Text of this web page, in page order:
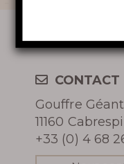
LA
CONTACT
Gouffre
11160
+33 (0) 4 68